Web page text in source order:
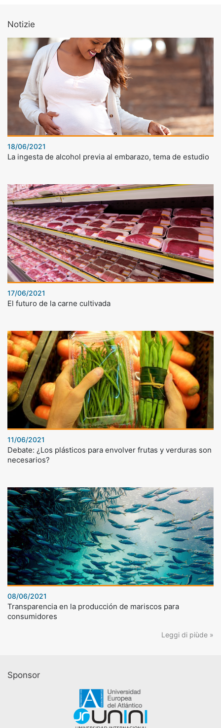
Notizie
18/06/2021
La ingesta de alcohol previa al embarazo, tema de estudio
17/06/2021
El futuro de la carne cultivada
11/06/2021
Debate: ¿Los plásticos para envolver frutas y verduras son
necesarios?
08/06/2021
Transparencia en la producción de mariscos para
consumidores
Leggi di piùde »
Sponsor